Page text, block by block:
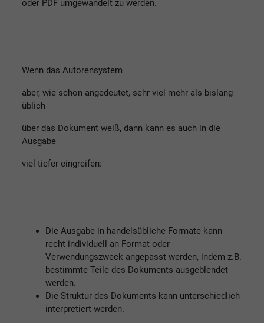
oder PDF umgewandelt zu werden.
Wenn das Autorensystem
aber, wie schon angedeutet, sehr viel mehr als bislang
üblich
über das Dokument weiß, dann kann es auch in die
Ausgabe
viel tiefer eingreifen:
Die Ausgabe in handelsübliche Formate kann
recht individuell an Format oder
Verwendungszweck angepasst werden, indem z.B.
bestimmte Teile des Dokuments ausgeblendet
werden.
Die Struktur des Dokuments kann unterschiedlich
interpretiert werden.